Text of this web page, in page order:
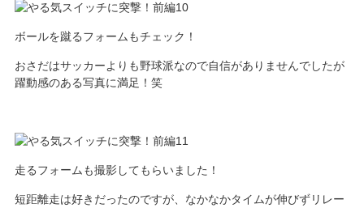
ボールを蹴るフォームもチェック！
おさだはサッカーよりも野球派なので自信がありませんでしたが
躍動感のある写真に満足！笑
走るフォームも撮影してもらいました！
短距離走は好きだったのですが、なかなかタイムが伸びずリレー